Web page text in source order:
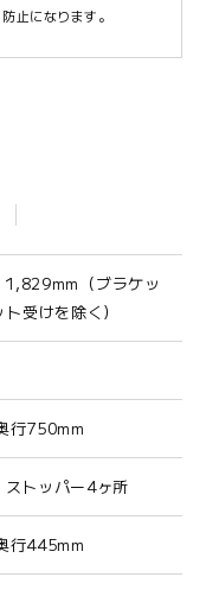
止になります。
（ブラケッ
受けを除く）
行750mm
トッパー4ヶ所
行445mm